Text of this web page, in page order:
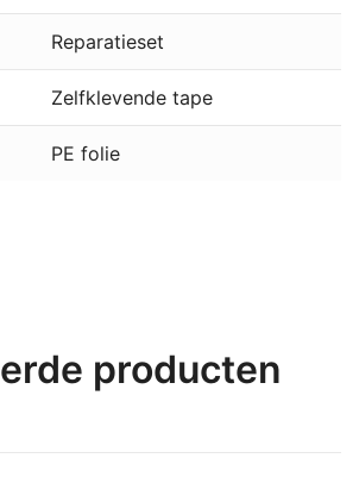
Reparatieset
Zelfklevende tape
PE folie
producten